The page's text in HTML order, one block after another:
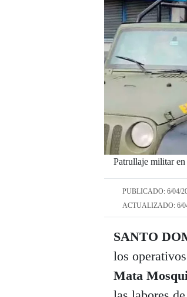
Patrullaje militar en
PUBLICADO: 6/04/
ACTUALIZADO: 6/
SANTO
los
Mata